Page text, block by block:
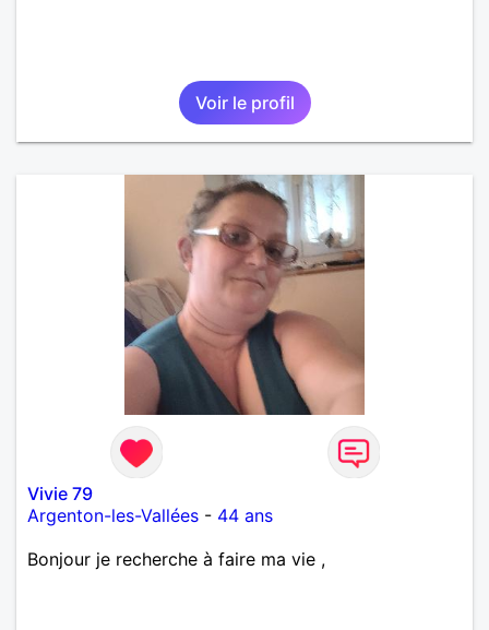
Voir le profil
Vivie 79
Argenton-les-Vallées - 44 ans
Bonjour je recherche à faire ma vie ,